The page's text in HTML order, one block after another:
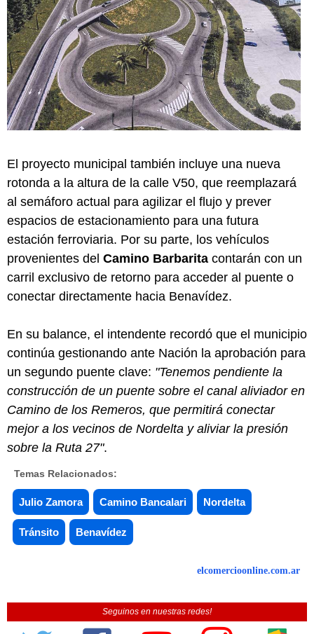
El proyecto municipal también incluye una nueva
rotonda a la altura de la calle V50, que reemplazará
al semáforo actual para agilizar el flujo y prever
espacios de estacionamiento para una futura
estación ferroviaria. Por su parte, los vehículos
provenientes del Camino Barbarita contarán con un
carril exclusivo de retorno para acceder al puente o
conectar directamente hacia Benavídez.
En su balance, el intendente recordó que el municipio
continúa gestionando ante Nación la aprobación para
un segundo puente clave: "Tenemos pendiente la
construcción de un puente sobre el canal aliviador en
Camino de los Remeros, que permitirá conectar
mejor a los vecinos de Nordelta y aliviar la presión
sobre la Ruta 27".
Temas Relacionados:
Julio Zamora Camino Bancalari Nordelta
Tránsito Benavídez
elcomercioonline.com.ar
Seguinos en nuestras redes!